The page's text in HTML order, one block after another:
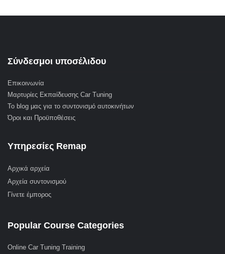
Σύνδεσμοι υποσέλιδου
Επικοινωνία
Μαρτυρίες Εκπαίδευσης Car Tuning
Το blog μας για το συντονισμό αυτοκινήτων
Όροι και Προϋποθέσεις
Υπηρεσίες Remap
Αρχικά αρχεία
Αρχεία συντονισμού
Γίνετε έμπορος
Popular Course Categories
Online Car Tuning Training